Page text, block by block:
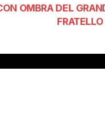
OMBRA DEL
FRATELLO